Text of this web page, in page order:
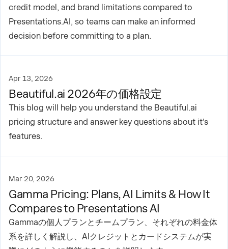
credit model, and brand limitations compared to
Presentations.AI, so teams can make an informed
decision before committing to a plan.
Apr 13, 2026
Beautiful.ai 2026年の価格設定
This blog will help you understand the Beautiful.ai
pricing structure and answer key questions about it's
features.
Mar 20, 2026
Gamma Pricing: Plans, AI Limits & How It
Compares to Presentations AI
Gammaの個人プランとチームプラン、それぞれの料金体
系を詳しく解説し、AIクレジットとカードシステムが実